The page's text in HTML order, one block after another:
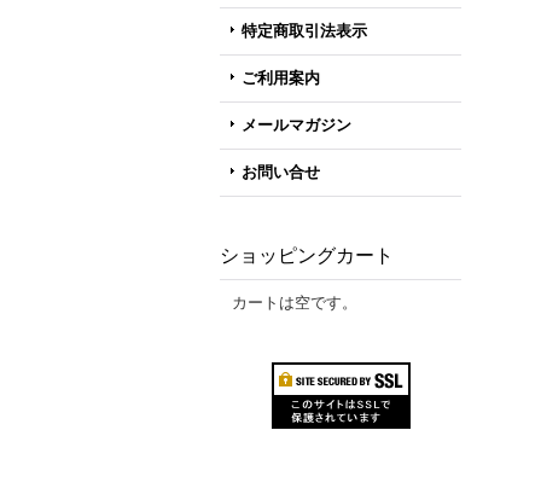
特定商取引法表示
ご利用案内
メールマガジン
お問い合せ
ショッピングカート
カートは空です。